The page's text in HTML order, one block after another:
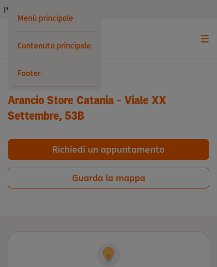
Menù principale
Contenuto principale
Footer
Privati
Arancio Store Catania - Viale XX
Settembre, 53B
Richiedi un appuntamento
Guarda la mappa